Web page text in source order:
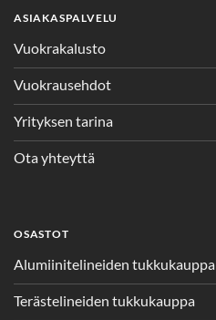
ASIAKASPALVELU
Vuokrakalusto
Vuokrausehdot
Yrityksen tarina
Ota yhteyttä
OSASTOT
Alumiinitelineiden tukkukauppa
Terästelineiden tukkukauppa